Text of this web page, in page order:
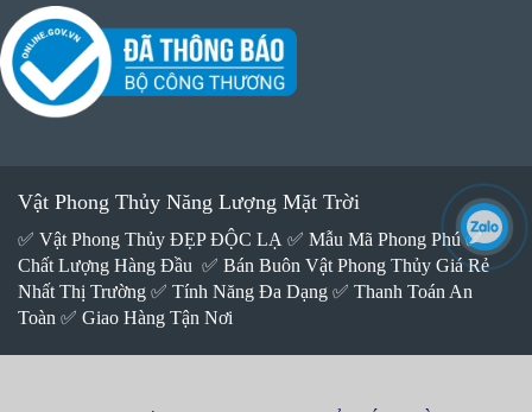
Vật Phong Thủy Năng Lượng Mặt Trời
✅ Vật Phong Thủy ĐẸP ĐỘC LẠ ✅ Mẫu Mã Phong Phú ✅
Chất Lượng Hàng Đầu ✅ Bán Buôn Vật Phong Thủy Giá Rẻ
Nhất Thị Trường ✅ Tính Năng Đa Dạng ✅ Thanh Toán An
Toàn ✅ Giao Hàng Tận Nơi